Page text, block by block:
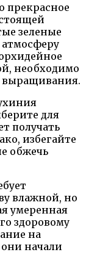
прекрасное
зеленые
необходимо
выращивания.
для
получать
избегайте
обжечь
влажной, но
умеренная
здоровому
на
начали